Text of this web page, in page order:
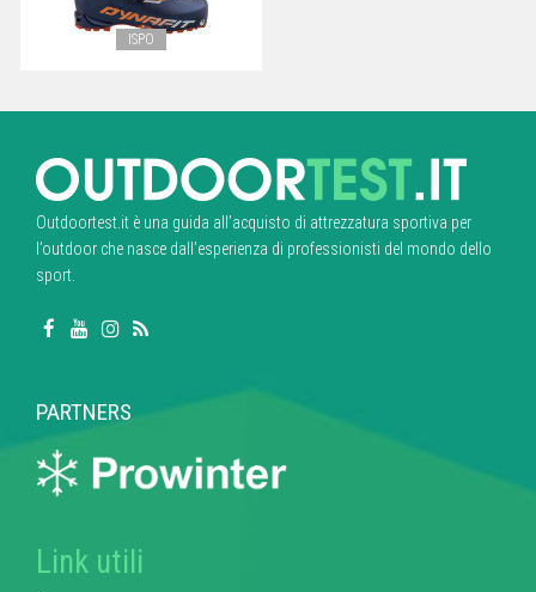
ISPO
Outdoortest.it è una guida all’acquisto di attrezzatura sportiva per
l’outdoor che nasce dall’esperienza di professionisti del mondo dello
sport.
PARTNERS
Link utili